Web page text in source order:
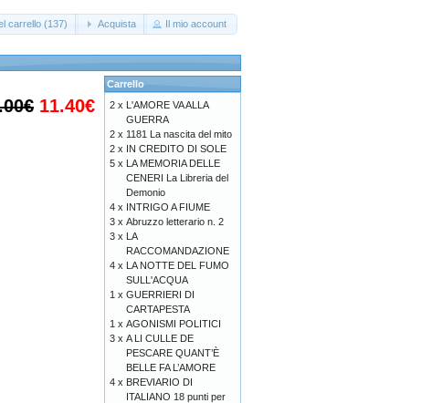
carrello (137) Acquista Il mio account
11.40€
Carrello
2 x L'AMORE VA ALLA
GUERRA
2 x 1181 La nascita del mito
2 x IN CREDITO DI SOLE
5 x LA MEMORIA DELLE
CENERI La Libreria del
Demonio
4 x INTRIGO A FIUME
3 x Abruzzo letterario n. 2
3 x LA
RACCOMANDAZIONE
4 x LA NOTTE DEL FUMO
SULL'ACQUA
1 x GUERRIERI DI
CARTAPESTA
1 x AGONISMI POLITICI
3 x A LI CULLE DE
PESCARE QUANT’È
BELLE FA L’AMORE
4 x BREVIARIO DI
ITALIANO 18 punti per